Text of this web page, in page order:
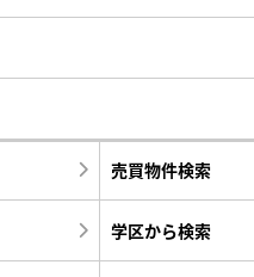
売買物件検索
学区から検索